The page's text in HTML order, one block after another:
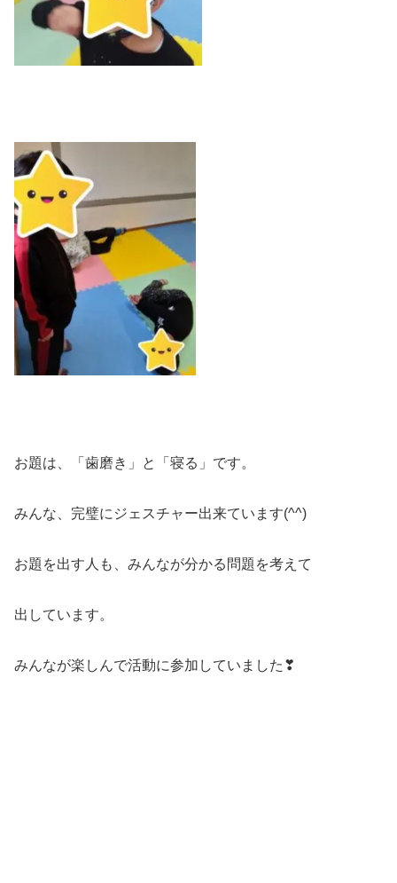
お題は、「歯磨き」と「寝る」です。
みんな、完璧にジェスチャー出来ています(^^)
お題を出す人も、みんなが分かる問題を考えて
出しています。
みんなが楽しんで活動に参加していました❣